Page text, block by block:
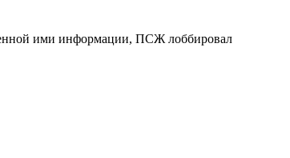
ими информации, ПСЖ лоббировал